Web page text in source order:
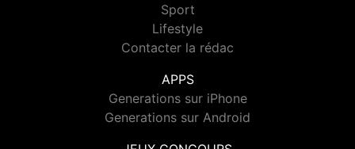
Sport
Lifestyle
Contacter la rédac
APPS
Generations sur iPhone
Generations sur Android